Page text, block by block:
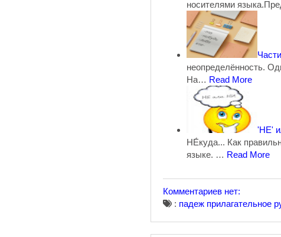
носителями
неопределённость.
На… Read More
'НЕ'
НЕ́куда... Как
языке. … Read More
Комментариев нет:
: падеж прилагательное